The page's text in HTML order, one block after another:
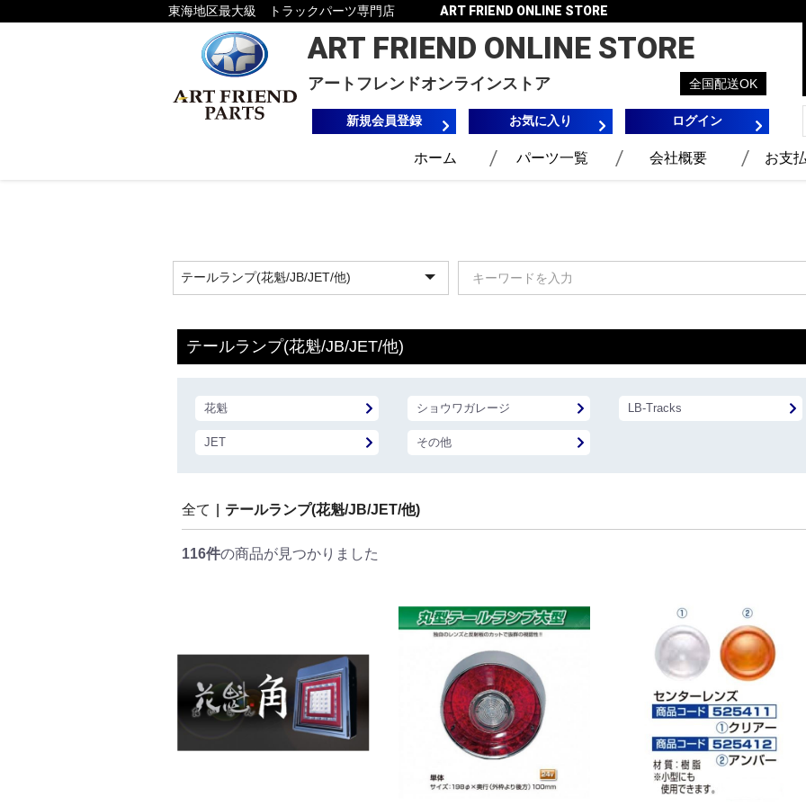
東海地区最大級 トラックパーツ専門店 ART FRIEND ONLINE STORE
ART FRIEND ONLINE STORE
アートフレンドオンラインストア 全国配送OK
新規会員登録 お気に入り ログイン
ホーム パーツ一覧 会社概要 お支
テールランプ(花魁/JB/JET/他)
花魁 ショウワガレージ LB-Tracks
JET その他
全て テールランプ(花魁/JB/JET/他)
116件の商品が見つかりました